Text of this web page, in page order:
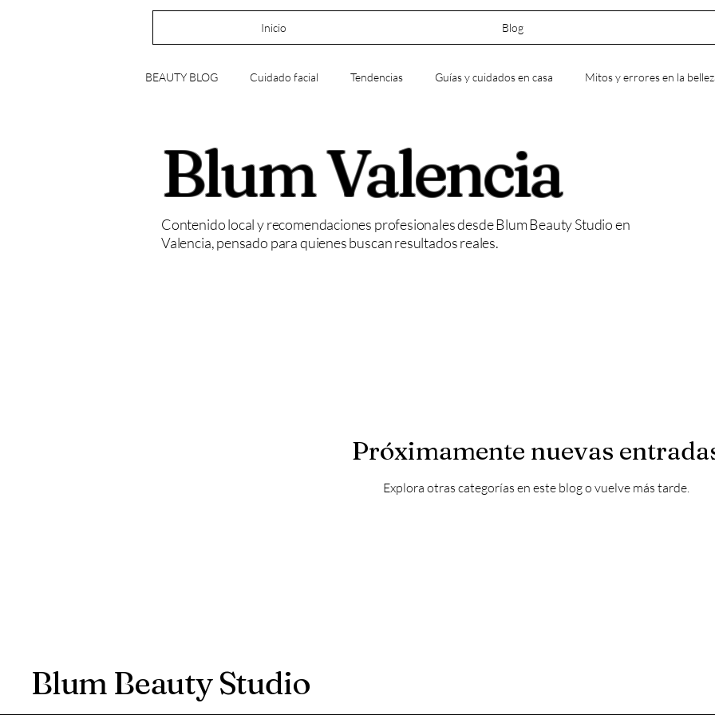
Inicio Blog
BEAUTY BLOG Cuidado facial Tendencias Guías y cuidados en casa Mitos y errores en la
Blum Valencia
Contenido local y recomendaciones profesionales desde Blum Beauty Studio en
Valencia, pensado para quienes buscan resultados reales.
Próximamente nuevas
Explora otras categorías en este blog o vuelve más tarde.
Blum Beauty Studio